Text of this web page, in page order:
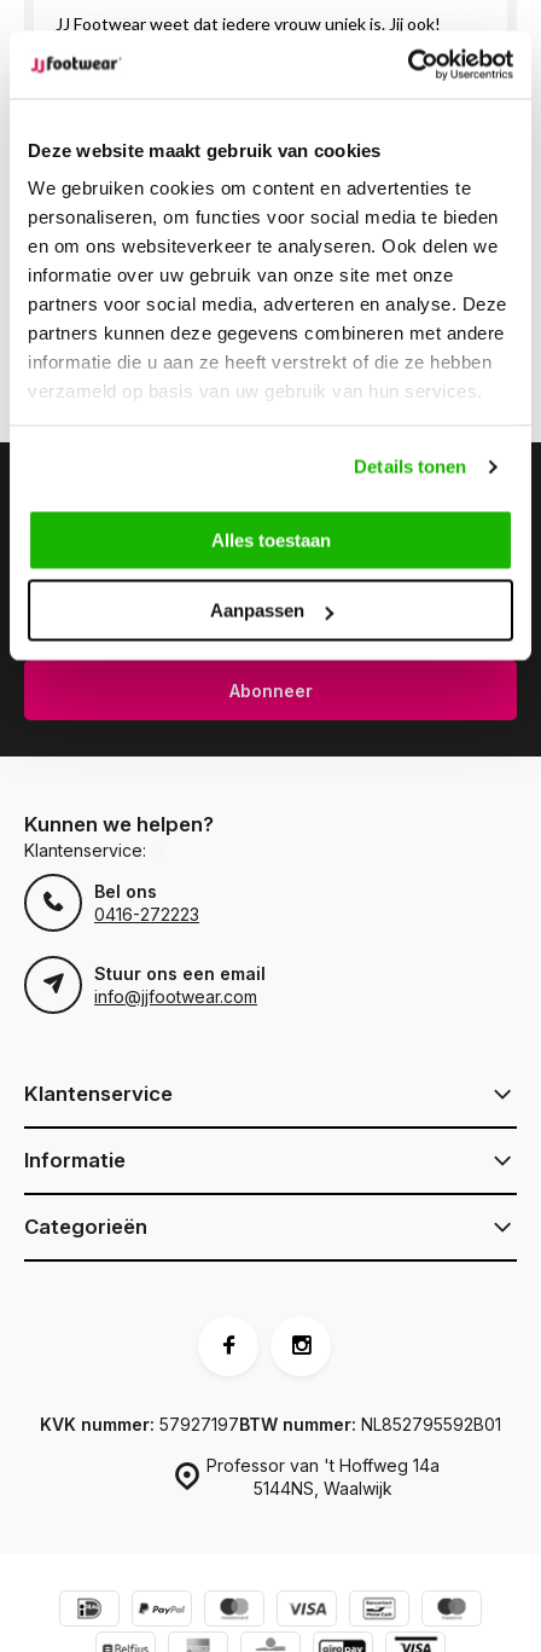
Deze website maakt gebruik van cookies
We gebruiken cookies om content en advertenties te
personaliseren, om functies voor social media te bieden
en om ons websiteverkeer te analyseren. Ook delen we
informatie over uw gebruik van onze site met onze
partners voor social media, adverteren en analyse. Deze
partners kunnen deze gegevens combineren met andere
informatie die u aan ze heeft verstrekt of die ze hebben
verzameld op basis van uw gebruik van hun services.
Details tonen
Alles toestaan
Aanpassen
Abonneer
Kunnen we helpen?
Klantenservice:
Bel ons
0416-272223
Stuur ons een email
info@jjfootwear.com
Klantenservice
Informatie
Categorieën
Professor van 't Hoffweg 14a
5144NS, Waalwijk
KVK nummer: 57927197BTW nummer: NL852795592B01